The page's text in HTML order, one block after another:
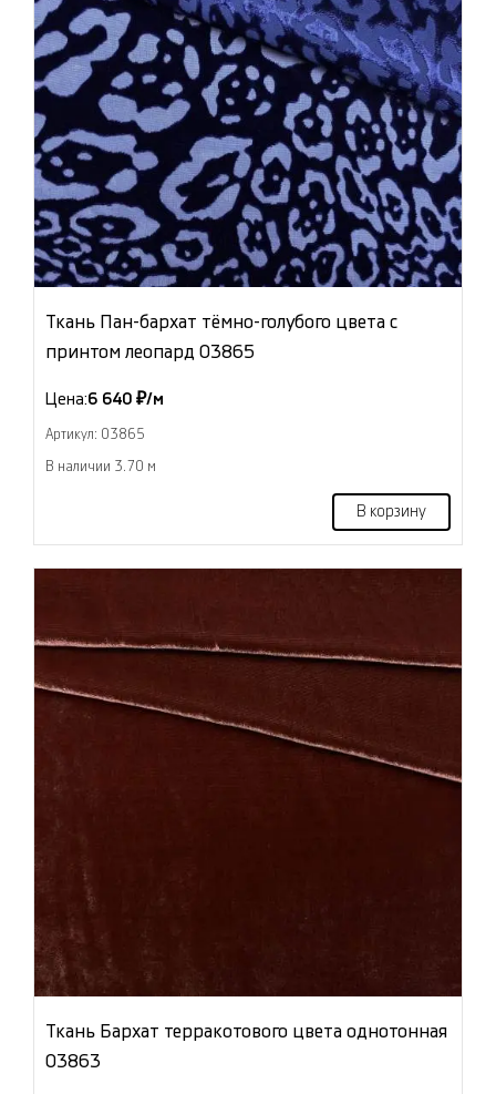
Ткань Пан-бархат тёмно-голубого цвета с
принтом леопард 03865
Цена:6 640 ₽/м
Артикул: 03865
В наличии 3.70 м
В корзину
Ткань Бархат терракотового цвета однотонная
03863